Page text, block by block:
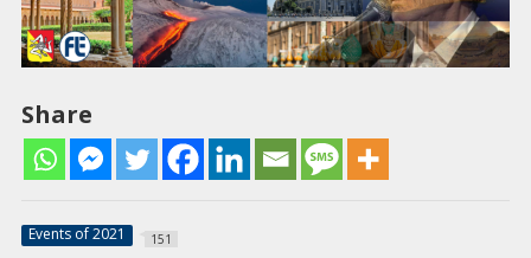
Share
Events of 2021 151